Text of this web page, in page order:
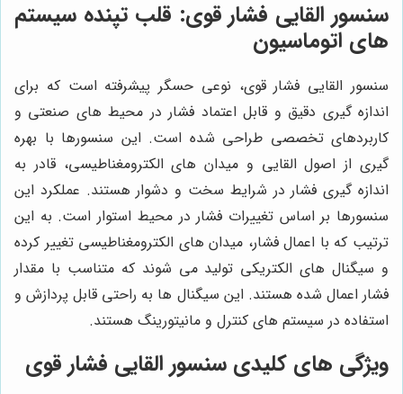
سنسور القایی فشار قوی: قلب تپنده سیستم
های اتوماسیون
سنسور القایی فشار قوی، نوعی حسگر پیشرفته است که برای
اندازه گیری دقیق و قابل اعتماد فشار در محیط های صنعتی و
کاربردهای تخصصی طراحی شده است. این سنسورها با بهره
گیری از اصول القایی و میدان های الکترومغناطیسی، قادر به
اندازه گیری فشار در شرایط سخت و دشوار هستند. عملکرد این
سنسورها بر اساس تغییرات فشار در محیط استوار است. به این
ترتیب که با اعمال فشار، میدان های الکترومغناطیسی تغییر کرده
و سیگنال های الکتریکی تولید می شوند که متناسب با مقدار
فشار اعمال شده هستند. این سیگنال ها به راحتی قابل پردازش و
استفاده در سیستم های کنترل و مانیتورینگ هستند.
ویژگی های کلیدی سنسور القایی فشار قوی